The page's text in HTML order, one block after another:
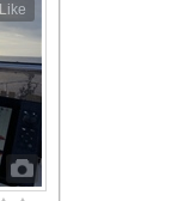
Like